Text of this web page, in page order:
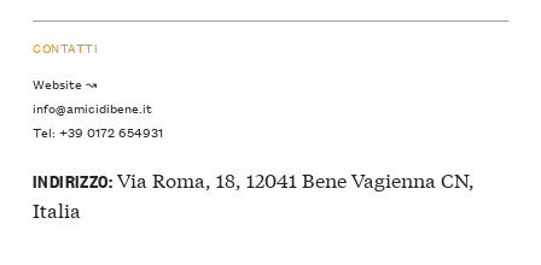
CONTATTI
Website ↝
info@amicidibene.it
Tel: +39 0172 654931
INDIRIZZO:Via Roma, 18, 12041 Bene Vagienna CN,
Italia